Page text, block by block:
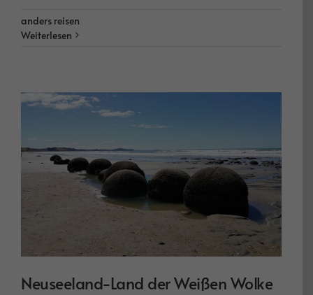
anders reisen
Weiterlesen
Neuseeland-Land der Weißen Wolke